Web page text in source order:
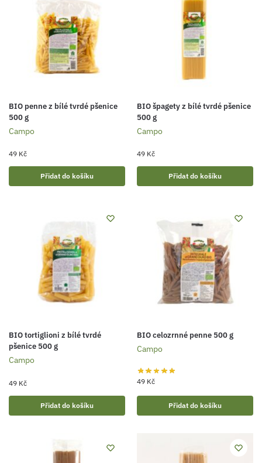
BIO penne z bílé tvrdé pšenice
500 g
Campo
49 Kč
Přidat do košíku
BIO špagety z bílé tvrdé pšenice
500 g
Campo
49 Kč
Přidat do košíku
BIO tortiglioni z bílé tvrdé
pšenice 500 g
Campo
49 Kč
Přidat do košíku
BIO celozrnné penne 500 g
Campo
49 Kč
Přidat do košíku